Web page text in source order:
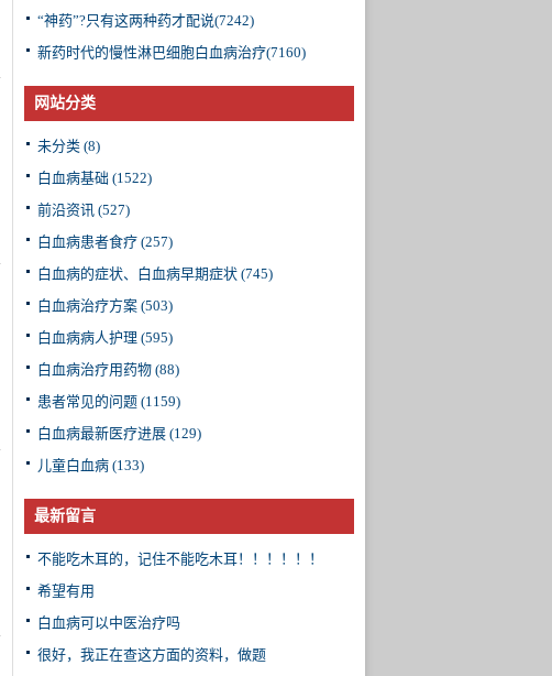
“神药”?只有这两种药才配说(7242)
新药时代的慢性淋巴细胞白血病治疗(7160)
网站分类
未分类(8)
白血病基础 (1522)
前沿资讯(527)
白血病患者食疗(257)
白血病的症状、白血病早期症状(745)
白血病治疗方案(503)
白血病病人护理(595)
白血病治疗用药物(88)
患者常见的问题(1159)
白血病最新医疗进展(129)
儿童白血病(133)
最新留言
不能吃木耳的，记住不能吃木耳！！！！！！
希望有用
白血病可以中医治疗吗
很好，我正在查这方面的资料，做题